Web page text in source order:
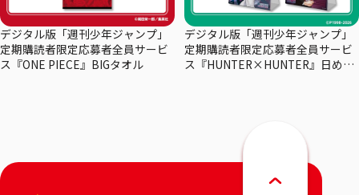
デジタル版「週刊少年ジャンプ」
定期購読者限定応募者全員サービ
ス『ONE PIECE』BIGタオル
デジタル版「週刊少年ジャンプ」
定期購読者限定応募者全員サービ
ス『HUNTER×HUNTER』日めく